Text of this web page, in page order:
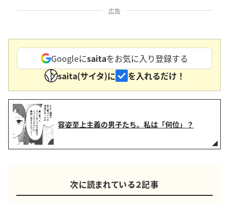
Googleにsaitaをお気に入り登録する
saita(サイタ)に
を入れるだけ！
容姿至上主義の男子たち。私は「何位」？
次に読まれている２記事
広告